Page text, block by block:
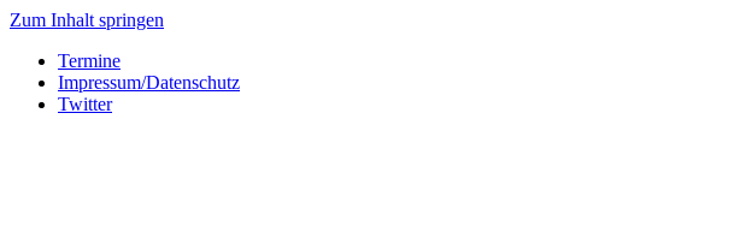
Zum Inhalt springen
Termine
Impressum/Datenschutz
Twitter